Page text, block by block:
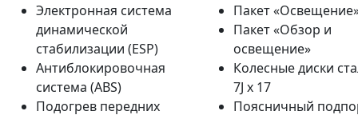
Электронная система
динамической
стабилизации (ESP)
Антиблокировочная
система (ABS)
Подогрев передних
Пакет
Пакет «Обзор и
освещение»
Колесные диски
7J x 17
Поясничный